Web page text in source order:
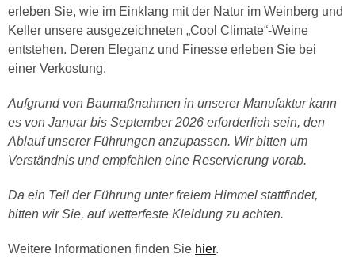
erleben Sie, wie im Einklang mit der Natur im Weinberg und
Keller unsere ausgezeichneten „Cool Climate“-Weine
entstehen. Deren Eleganz und Finesse erleben Sie bei
einer Verkostung.
Aufgrund von Baumaßnahmen in unserer Manufaktur kann
es von Januar bis September 2026 erforderlich sein, den
Ablauf unserer Führungen anzupassen. Wir bitten um
Verständnis und empfehlen eine Reservierung vorab.
Da ein Teil der Führung unter freiem Himmel stattfindet,
bitten wir Sie, auf wetterfeste Kleidung zu achten.
Weitere Informationen finden Sie hier.